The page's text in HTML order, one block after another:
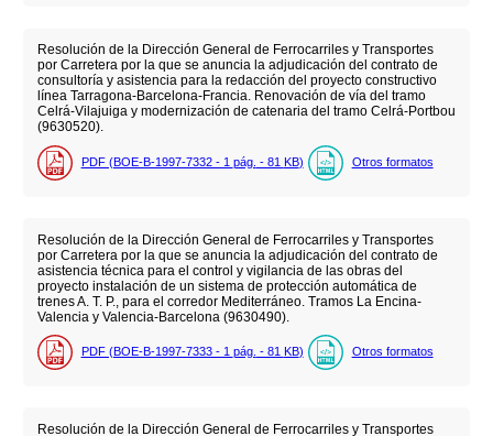
Resolución de la Dirección General de Ferrocarriles y Transportes
por Carretera por la que se anuncia la adjudicación del contrato de
consultoría y asistencia para la redacción del proyecto constructivo
línea Tarragona-Barcelona-Francia. Renovación de vía del tramo
Celrá-Vilajuiga y modernización de catenaria del tramo Celrá-Portbou
(9630520).
PDF (BOE-B-1997-7332 - 1 pág. - 81 KB) Otros formatos
Resolución de la Dirección General de Ferrocarriles y Transportes
por Carretera por la que se anuncia la adjudicación del contrato de
asistencia técnica para el control y vigilancia de las obras del
proyecto instalación de un sistema de protección automática de
trenes A. T. P., para el corredor Mediterráneo. Tramos La Encina-
Valencia y Valencia-Barcelona (9630490).
PDF (BOE-B-1997-7333 - 1 pág. - 81 KB) Otros formatos
Resolución de la Dirección General de Ferrocarriles y Transportes